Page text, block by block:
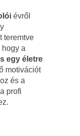
évről
teremtve
a
egy életre
motivációt
és a
profi